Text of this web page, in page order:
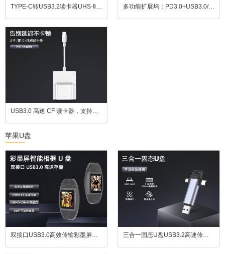
多功能扩展坞：PD3.0+USB3.0/2.0+HDMI + 千兆网口，办公接口扩展一步到位
USB3.0 高速 CF 读卡器，支持四卡同读，兼容 CF、SD、TF、MS 卡，适用于苹果设备、安卓设备及电脑
苹果U盘